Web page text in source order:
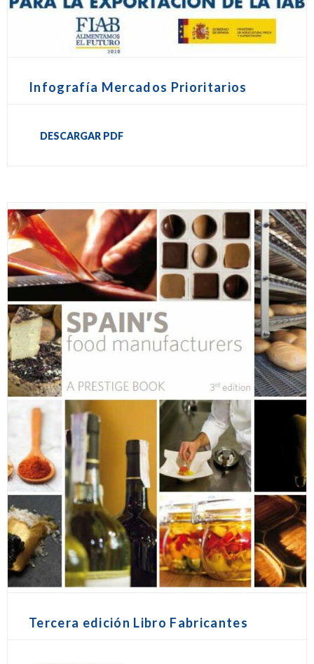
Infografía Mercados Prioritarios
DESCARGAR PDF
Tercera edición Libro Fabricantes